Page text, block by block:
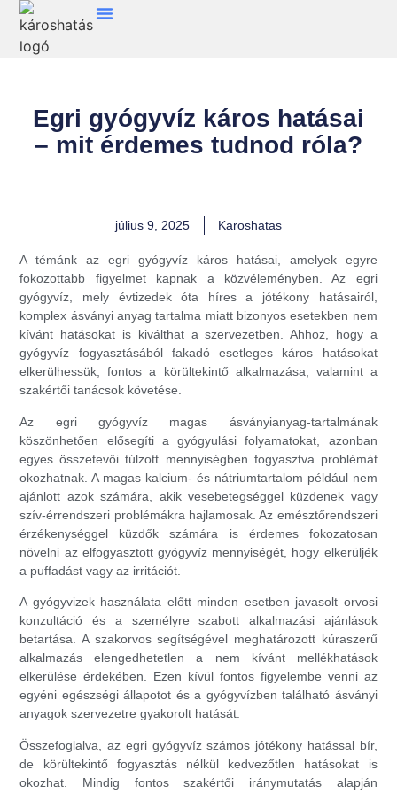
Egri gyógyvíz káros hatásai
– mit érdemes tudnod róla?
július 9, 2025 Karoshatas
A témánk az egri gyógyvíz káros hatásai, amelyek egyre
fokozottabb figyelmet kapnak a közvéleményben. Az egri
gyógyvíz, mely évtizedek óta híres a jótékony hatásairól,
komplex ásványi anyag tartalma miatt bizonyos esetekben nem
kívánt hatásokat is kiválthat a szervezetben. Ahhoz, hogy a
gyógyvíz fogyasztásából fakadó esetleges káros hatásokat
elkerülhessük, fontos a körültekintő alkalmazása, valamint a
szakértői tanácsok követése.
Az egri gyógyvíz magas ásványianyag-tartalmának
köszönhetően elősegíti a gyógyulási folyamatokat, azonban
egyes összetevői túlzott mennyiségben fogyasztva problémát
okozhatnak. A magas kalcium- és nátriumtartalom például nem
ajánlott azok számára, akik vesebetegséggel küzdenek vagy
szív-érrendszeri problémákra hajlamosak. Az emésztőrendszeri
érzékenységgel küzdők számára is érdemes fokozatosan
növelni az elfogyasztott gyógyvíz mennyiségét, hogy elkerüljék
a puffadást vagy az irritációt.
A gyógyvizek használata előtt minden esetben javasolt orvosi
konzultáció és a személyre szabott alkalmazási ajánlások
betartása. A szakorvos segítségével meghatározott kúraszerű
alkalmazás elengedhetetlen a nem kívánt mellékhatások
elkerülése érdekében. Ezen kívül fontos figyelembe venni az
egyéni egészségi állapotot és a gyógyvízben található ásványi
anyagok szervezetre gyakorolt hatását.
Összefoglalva, az egri gyógyvíz számos jótékony hatással bír,
de körültekintő fogyasztás nélkül kedvezőtlen hatásokat is
okozhat. Mindig fontos szakértői iránymutatás alapján